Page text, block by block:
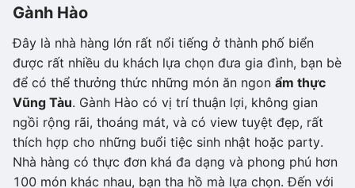
Gành Hào
Đây là nhà hàng lớn rất nổi tiếng ở thành phố biển
được rất nhiều du khách lựa chọn đưa gia đình, bạn bè
để có thể thưởng thức những món ăn ngon ẩm thực
Vũng Tàu. Gành Hào có vị trí thuận lợi, không gian
ngồi rộng rãi, thoáng mát, và có view tuyệt đẹp, rất
thích hợp cho những buổi tiệc sinh nhật hoặc party.
Nhà hàng có thực đơn khá đa dạng và phong phú hơn
100 món khác nhau, bạn tha hồ mà lựa chọn. Đến với